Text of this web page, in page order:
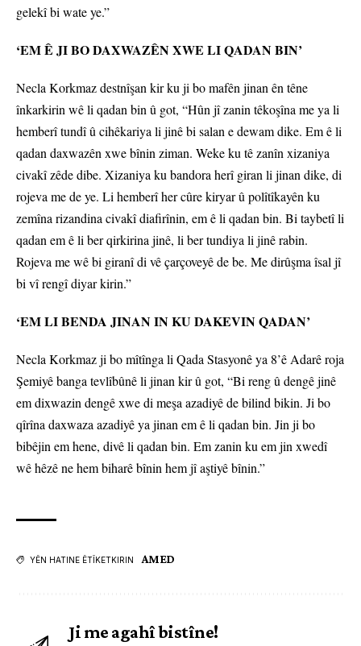
gelekî bi wate ye.”
‘EM Ê JI BO DAXWAZÊN XWE LI QADAN BIN’
Necla Korkmaz destnîşan kir ku ji bo mafên jinan ên têne
înkarkirin wê li qadan bin û got, “Hûn jî zanin têkoşîna me ya li
hemberî tundî û cihêkariya li jinê bi salan e dewam dike. Em ê li
qadan daxwazên xwe bînin ziman. Weke ku tê zanîn xizaniya
civakî zêde dibe. Xizaniya ku bandora herî giran li jinan dike, di
rojeva me de ye. Li hemberî her cûre kiryar û polîtîkayên ku
zemîna rizandina civakî diafirînin, em ê li qadan bin. Bi taybetî li
qadan em ê li ber qirkirina jinê, li ber tundiya li jinê rabin.
Rojeva me wê bi giranî di vê çarçoveyê de be. Me dirûşma îsal jî
bi vî rengî diyar kirin.”
‘EM LI BENDA JINAN IN KU DAKEVIN QADAN’
Necla Korkmaz ji bo mîtînga li Qada Stasyonê ya 8’ê Adarê roja
Şemiyê banga tevlîbûnê li jinan kir û got, “Bi reng û dengê jinê
em dixwazin dengê xwe di meşa azadiyê de bilind bikin. Ji bo
qîrîna daxwaza azadiyê ya jinan em ê li qadan bin. Jin ji bo
bibêjin em hene, divê li qadan bin. Em zanin ku em jin xwedî
wê hêzê ne hem biharê bînin hem jî aştiyê bînin.”
YÊN HATINE ÊTÎKETKIRIN AMED
Ji me agahî bistîne!